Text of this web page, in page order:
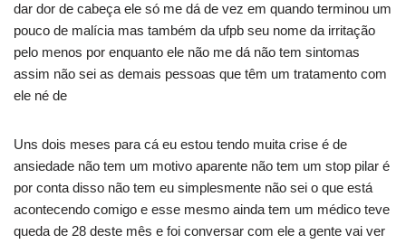
dar dor de cabeça ele só me dá de vez em quando terminou um
pouco de malícia mas também da ufpb seu nome da irritação
pelo menos por enquanto ele não me dá não tem sintomas
assim não sei as demais pessoas que têm um tratamento com
ele né de
Uns dois meses para cá eu estou tendo muita crise é de
ansiedade não tem um motivo aparente não tem um stop pilar é
por conta disso não tem eu simplesmente não sei o que está
acontecendo comigo e esse mesmo ainda tem um médico teve
queda de 28 deste mês e foi conversar com ele a gente vai ver